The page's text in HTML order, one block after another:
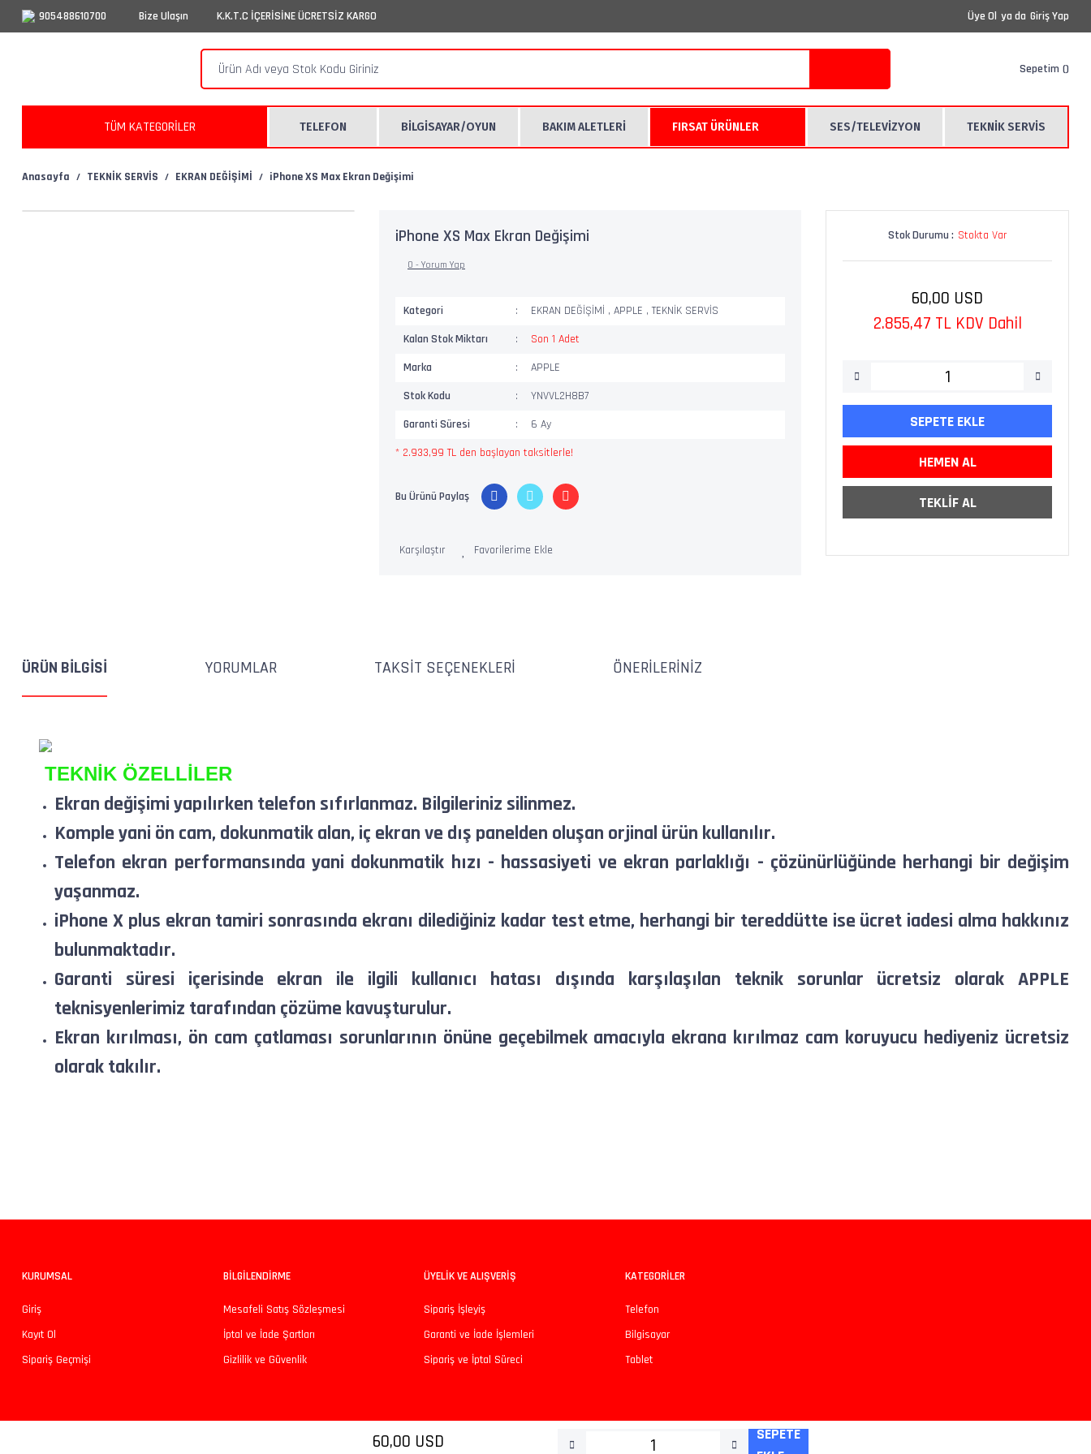
905488610700 Bize Ulaşın K.K.T.C İÇERİSİNE ÜCRETSİZ KARGO Üye Ol ya da Giriş Yap
Sepetim
TÜM KATEGORİLER TELEFON BİLGİSAYAR/OYUN BAKIM ALETLERİ FIRSAT ÜRÜNLER SES/TELEVİZYON TEKNİK SERVİS
Anasayfa TEKNİK SERVİS EKRAN DEĞİŞİMİ iPhone XS Max Ekran Değişimi
iPhone XS Max Ekran Değişimi
0 - Yorum Yap
Kategori EKRAN DEĞİŞİMİ , APPLE ,TEKNİK SERVİS
Kalan Stok Miktarı
Son 1 Adet
Marka
APPLE
Stok Kodu
YNVVL2H8B7
Garanti Süresi
6 Ay
* 2.933,99 TL den başlayan taksitlerle!
Bu Ürünü Paylaş
Karşılaştır
Stok Durumu : Stokta Var
60,00 USD
2.855,47 TL KDV Dahil
SEPETE EKLE
HEMEN AL
TEKLİF AL
ÜRÜN BILGISI YORUMLAR TAKSIT SEÇENEKLERI ÖNERILERINIZ
TEKNİK ÖZELLİLER
Ekran değişimi yapılırken telefon sıfırlanmaz. Bilgileriniz silinmez.
Komple yani ön cam, dokunmatik alan, iç ekran ve dış panelden oluşan orjinal ürün kullanılır.
Telefon ekran performansında yani dokunmatik hızı - hassasiyeti ve ekran parlaklığı - çözünürlüğünde herhangi bir değişim
yaşanmaz.
iPhone X plus ekran tamiri sonrasında ekranı dilediğiniz kadar test etme, herhangi bir tereddütte ise ücret iadesi alma hakkınız
bulunmaktadır.
Garanti süresi içerisinde ekran ile ilgili kullanıcı hatası dışında karşılaşılan teknik sorunlar ücretsiz olarak APPLE
teknisyenlerimiz tarafından çözüme kavuşturulur.
Ekran kırılması, ön cam çatlaması sorunlarının önüne geçebilmek amacıyla ekrana kırılmaz cam koruyucu hediyeniz ücretsiz
olarak takılır.
Ürün resmi kalitesiz, bozuk veya görüntülenemiyor.
Ürün bilgilerinde hatalar bulunuyor.
60,00 USD
SEPETE
KURUMSAL
Giriş
Kayıt Ol
Sipariş Geçmişi
BİLGİLENDİRME
Mesafeli Satış Sözleşmesi
İptal ve İade Şartları
Gizlilik ve Güvenlik
ÜYELİK VE ALIŞVERİŞ
Sipariş İşleyiş
Garanti ve İade İşlemleri
Sipariş ve İptal Süreci
KATEGORİLER
Telefon
Bilgisayar
Tablet